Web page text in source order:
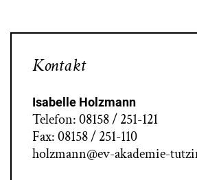
Kontakt
Isabelle Holzmann
Telefon: 08158 / 251-121
Fax: 08158 / 251-110
holzmann@ev-akademie-